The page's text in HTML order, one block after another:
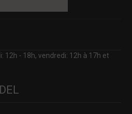
12h - 18h, vendredi: 12h à 17h et